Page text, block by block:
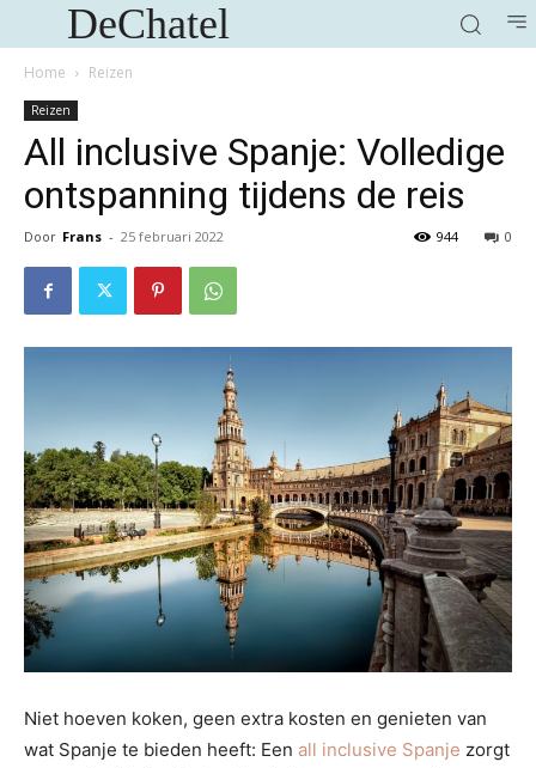
DeChatel
Home Reizen
Reizen
All inclusive Spanje: Volledige
ontspanning tijdens de reis
Door Frans - 25 februari 2022 0
944
Niet hoeven koken, geen extra kosten en genieten van
wat Spanje te bieden heeft: Een all inclusive Spanje zorgt